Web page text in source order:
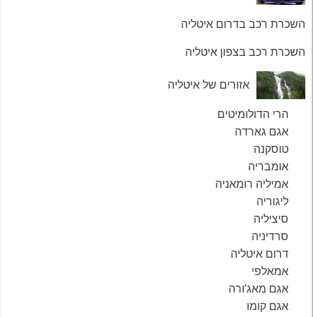
השכרת רכב בדרום איטליה
השכרת רכב בצפון איטליה
אזורים של איטליה
הרי הדולומיטים
אגם גארדה
טוסקנה
אומבריה
אמיליה רומאניה
ליגוריה
סיציליה
סרדיניה
דרום איטליה
אמאלפי
אגם מאג’ורה
אגם קומו